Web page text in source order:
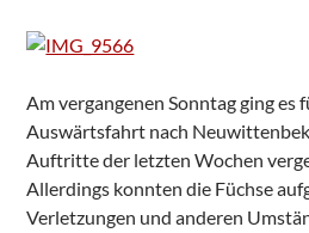
Am vergangenen Sonntag ging es
Auswärtsfahrt nach
Auftritte der letzten Wochen
Allerdings konnten die Füchse
Verletzungen und anderen